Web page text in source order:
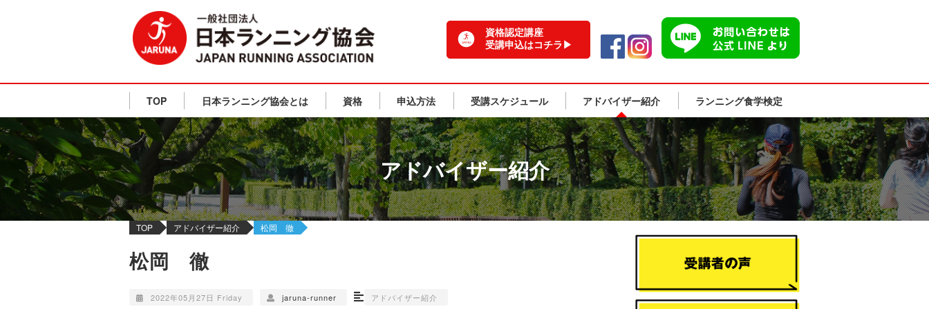
資格認定講座
受講申込はコチラ▶
TOP 日本ランニング協会とは 資格 申込方法 受講スケジュール アドバイザー紹介 ランニング食学検定
アドバイザー紹介
TOP アドバイザー紹介 松岡 徹
松岡 徹
2022年05月27日 Friday jaruna-runner アドバイザー紹介